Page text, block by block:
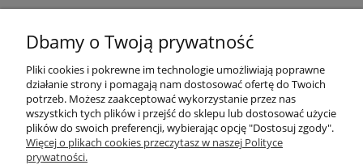
MOJE KONTO
PŁATNOŚCI I DOSTAWA
Dbamy o Twoją prywatność
Pliki cookies i pokrewne im technologie umożliwiają poprawne
działanie strony i pomagają nam dostosować ofertę do Twoich
potrzeb. Możesz zaakceptować wykorzystanie przez nas
wszystkich tych plików i przejść do sklepu lub dostosować użycie
plików do swoich preferencji, wybierając opcję "Dostosuj zgody".
Więcej o plikach cookies przeczytasz w naszej Polityce
prywatności.